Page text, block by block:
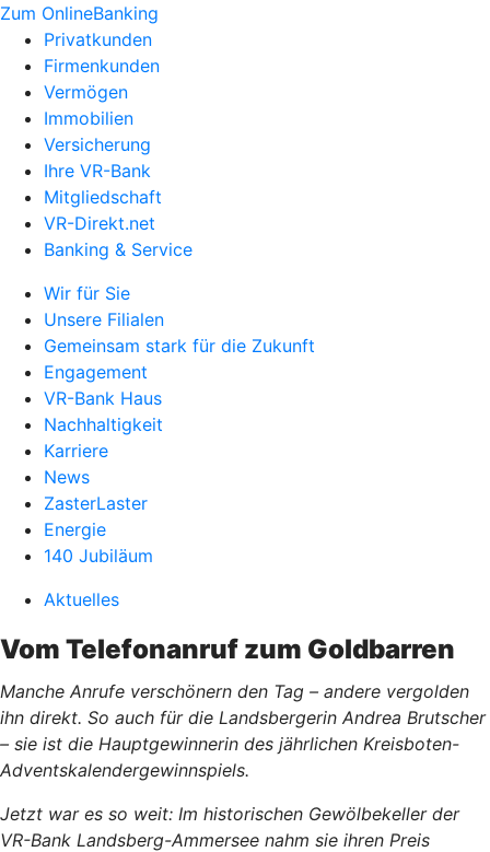
Zum OnlineBanking
Privatkunden
Firmenkunden
Vermögen
Immobilien
Versicherung
Ihre VR-Bank
Mitgliedschaft
VR-Direkt.net
Banking & Service
Wir für Sie
Unsere Filialen
Gemeinsam stark für die Zukunft
Engagement
VR-Bank Haus
Nachhaltigkeit
Karriere
News
ZasterLaster
Energie
140 Jubiläum
Aktuelles
Vom Telefonanruf zum Goldbarren
Manche Anrufe verschönern den Tag – andere vergolden
ihn direkt. So auch für die Landsbergerin Andrea Brutscher
– sie ist die Hauptgewinnerin des jährlichen Kreisboten-
Adventskalendergewinnspiels.
Jetzt war es so weit: Im historischen Gewölbekeller der
VR-Bank Landsberg-Ammersee nahm sie ihren Preis